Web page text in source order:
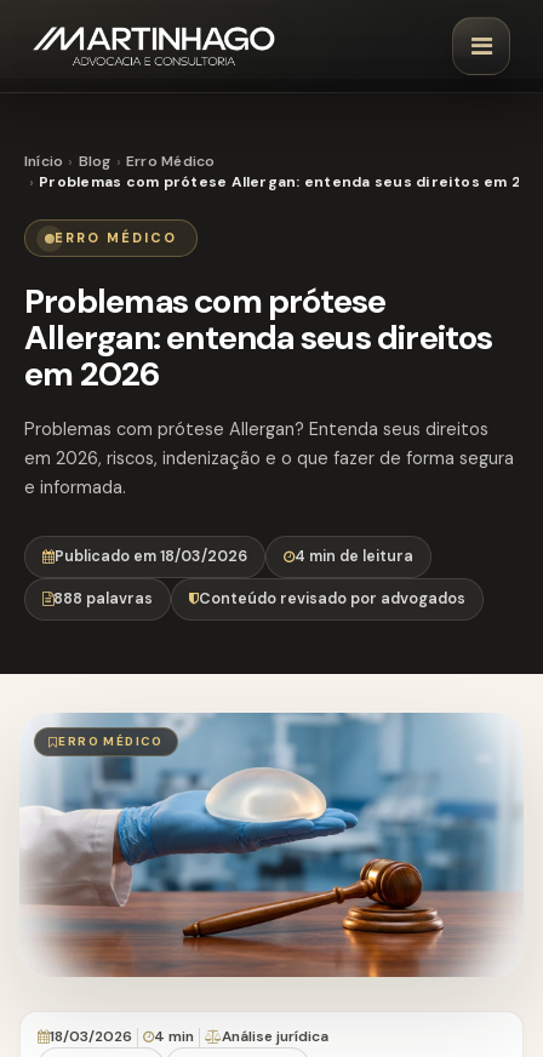
Início Blog
Erro Médico
Problemas com prótese Allergan: entenda seus direitos em
ERRO MÉDICO
Problemas com prótese
Allergan: entenda seus direitos
em 2026
Problemas com prótese Allergan? Entenda seus direitos
em 2026, riscos, indenização e o que fazer de forma segura
e informada.
Publicado em 18/03/2026 4 min de leitura
888 palavras Conteúdo revisado por advogados
ERRO MÉDICO
18/03/2026 4 min
Análise jurídica